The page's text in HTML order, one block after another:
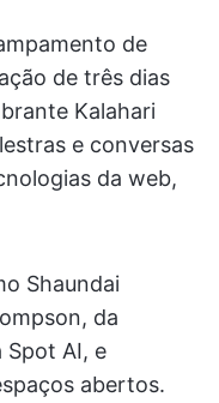
de
de três dias
Kalahari
e conversas
da web,
Shaundai
da
Spot AI, e
abertos.